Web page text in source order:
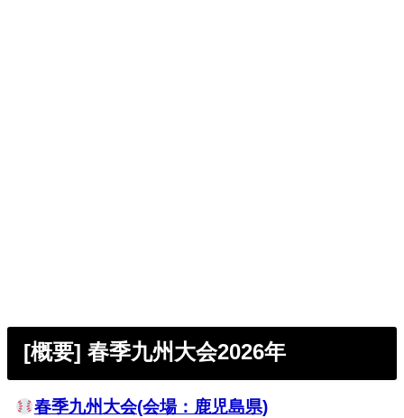
[概要] 春季九州大会2026年
春季九州大会(会場：鹿児島県)